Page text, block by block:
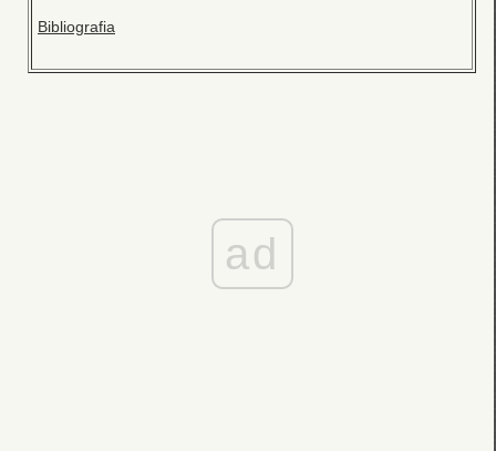
Bibliografia
ad